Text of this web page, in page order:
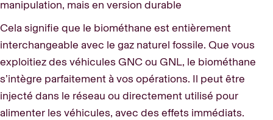
manipulation, mais en version durable
Cela signifie que le biométhane est entièrement
interchangeable avec le gaz naturel fossile. Que vous
exploitiez des véhicules GNC ou GNL, le biométhane
s’intègre parfaitement à vos opérations. Il peut être
injecté dans le réseau ou directement utilisé pour
alimenter les véhicules, avec des effets immédiats.